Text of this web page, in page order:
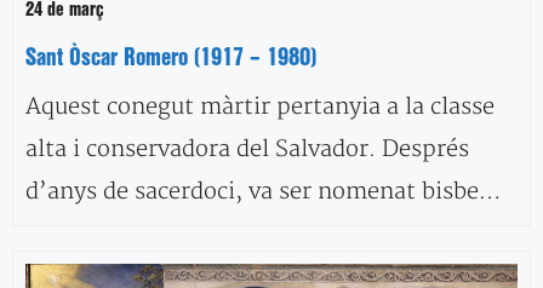
24 de març
Sant Òscar Romero (1917 – 1980)
Aquest conegut màrtir pertanyia a la classe
alta i conservadora del Salvador. Després
d’anys de sacerdoci, va ser nomenat bisbe…